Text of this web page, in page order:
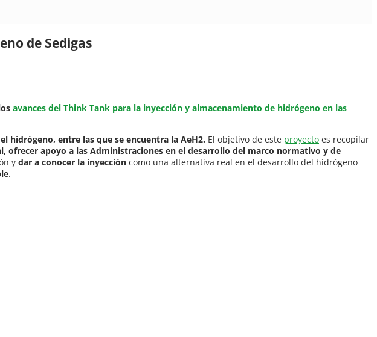
de Sedigas
avances del Think Tank para la inyección y almacenamiento de hidrógeno en las
hidrógeno, entre las que se encuentra la AeH2. El objetivo de este proyecto es recopilar
ofrecer apoyo a las Administraciones en el desarrollo del marco normativo y de
y dar a conocer la inyección como una alternativa real en el desarrollo del hidrógeno
.